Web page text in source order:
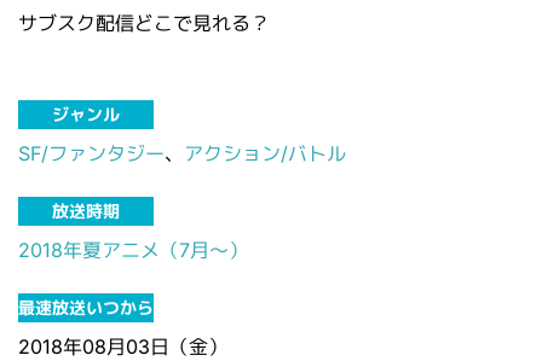
サブスク配信どこで見れる？
ジャンル
SF/ファンタジー、 アクション/バトル
放送時期
2018年夏アニメ（7月～）
最速放送いつから
2018年08月03日（金）